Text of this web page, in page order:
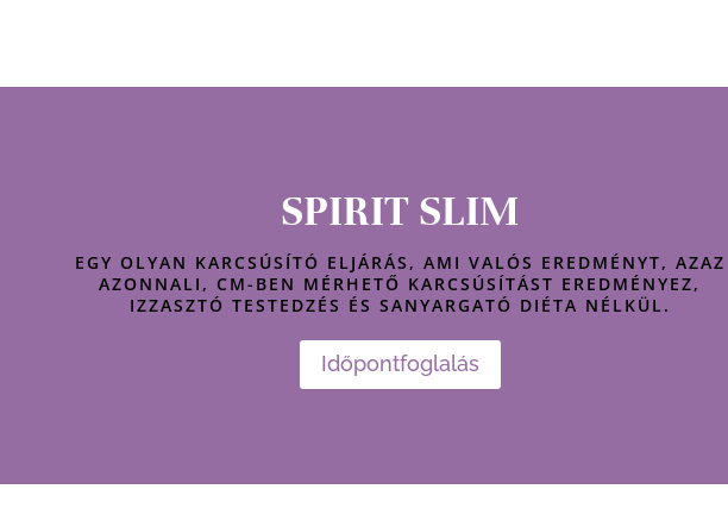
SPIRIT SLIM
EGY OLYAN KARCSÚSÍTÓ ELJÁRÁS, AMI VALÓS EREDMÉNYT, AZAZ
AZONNALI, CM-BEN MÉRHETŐ KARCSÚSÍTÁST EREDMÉNYEZ,
IZZASZTÓ TESTEDZÉS ÉS SANYARGATÓ DIÉTA NÉLKÜL.
Időpontfoglalás